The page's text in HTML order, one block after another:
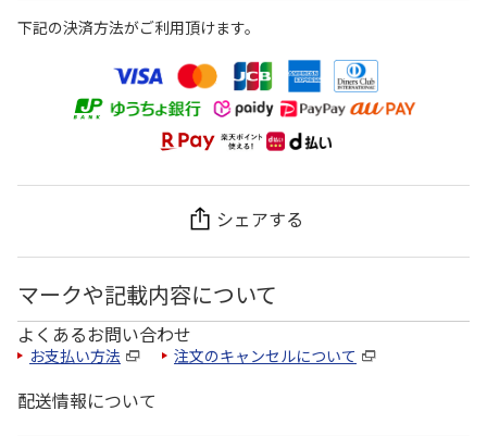
下記の決済方法がご利用頂けます。
シェアする
マークや記載内容について
よくあるお問い合わせ
お支払い方法 注文のキャンセルについて
配送情報について